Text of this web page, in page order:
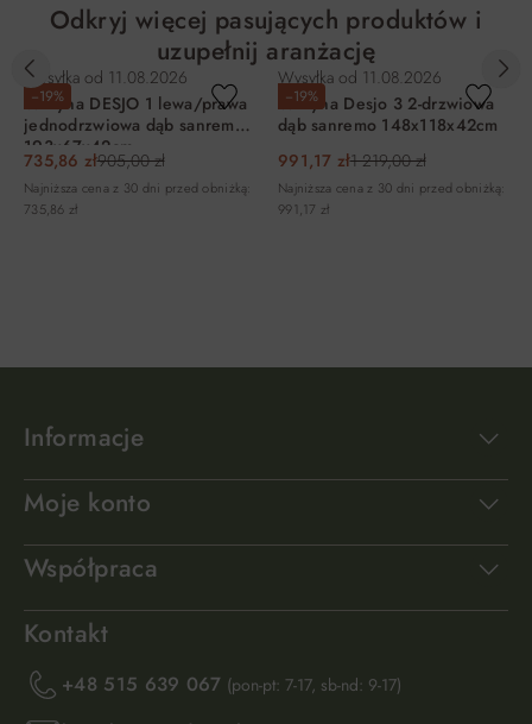
Odkryj więcej pasujących produktów i
uzupełnij aranżację
−19%
Wysyłka od 11.08.2026
Witryna DESJO 1 lewa/prawa
jednodrzwiowa dąb sanremo
193x67x42cm
735,86 zł905,00 zł
Najniższa cena z 30 dni przed obniżką:
735,86 zł
−19%
Wysyłka od 11.08.2026
Witryna Desjo 3 2-drzwiowa
dąb sanremo 148x118x42cm
991,17 zł1 219,00 zł
Najniższa cena z 30 dni przed obniżką:
991,17 zł
Informacje
Moje konto
Współpraca
Kontakt
+48 515 639 067 (pon-pt: 7-17, sb-nd: 9-17)